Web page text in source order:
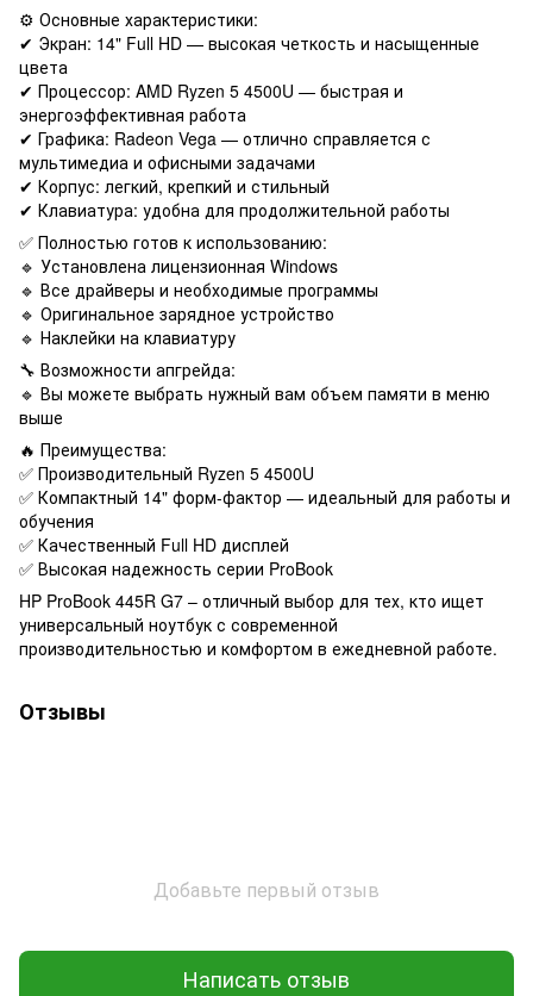
⚙️ Основные характеристики:
✔ Экран: 14" Full HD — высокая четкость и насыщенные
цвета
✔ Процессор: AMD Ryzen 5 4500U — быстрая и
энергоэффективная работа
✔ Графика: Radeon Vega — отлично справляется с
мультимедиа и офисными задачами
✔ Корпус: легкий, крепкий и стильный
✔ Клавиатура: удобна для продолжительной работы
✅ Полностью готов к использованию:
🔹 Установлена ​​лицензионная Windows
🔹 Все драйверы и необходимые программы
🔹 Оригинальное зарядное устройство
🔹 Наклейки на клавиатуру
🔧 Возможности апгрейда:
🔹 Вы можете выбрать нужный вам объем памяти в меню
выше
🔥 Преимущества:
✅ Производительный Ryzen 5 4500U
✅ Компактный 14" форм-фактор — идеальный для работы и
обучения
✅ Качественный Full HD дисплей
✅ Высокая надежность серии ProBook
HP ProBook 445R G7 – отличный выбор для тех, кто ищет
универсальный ноутбук с современной
производительностью и комфортом в ежедневной работе.
Отзывы
Добавьте первый отзыв
Написать отзыв